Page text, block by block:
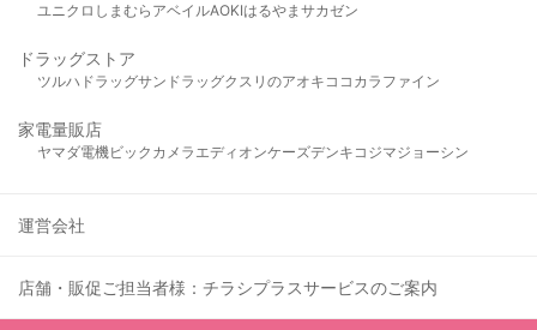
ユニクロ しまむら アベイルAOKIはるやま サカゼン
ドラッグストア
ツルハドラッグサンドラッグクスリのアオキ ココカラファイン
家電量販店
ヤマダ電機ビックカメラ エディオンケーズデンキ コジマジョーシン
運営会社
店舗・販促ご担当者様：チラシプラスサービスのご案内